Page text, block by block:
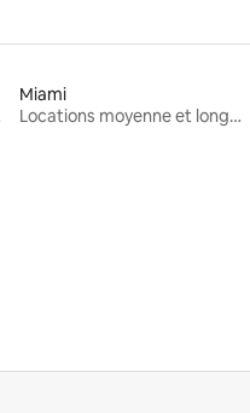
Miami
Locations moyenne et longue durée